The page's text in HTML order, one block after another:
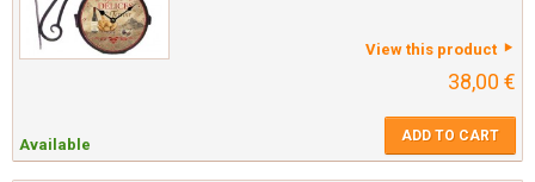
View this product
38,00 €
Available ADD TO CART